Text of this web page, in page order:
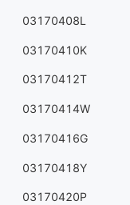
03170408L
03170410K
03170412T
03170414W
03170416G
03170418Y
03170420P